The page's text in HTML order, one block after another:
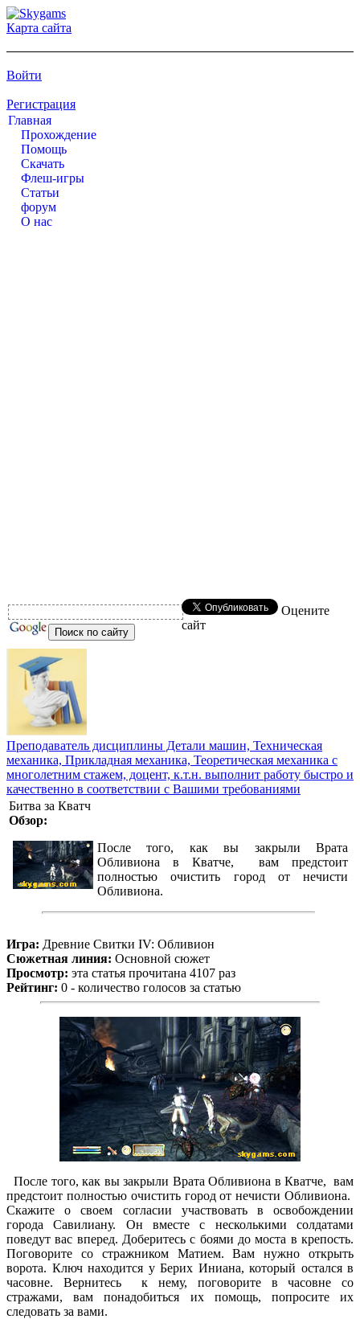
Карта сайта
Войти
Регистрация
Главная
Прохождение
Помощь
Cкачать
Флеш-игры
Статьи
форум
О нас
Оцените
сайт
Преподаватель дисциплины Детали машин, Техническая
механика, Прикладная механика, Теоретическая механика с
многолетним стажем, доцент, к.т.н. выполнит работу быстро и
качественно в соответствии с Вашими требованиями
Битва за Кватч
Обзор:
После того, как вы закрыли Врата
Обливиона в Кватче, вам предстоит
полностью очистить город от нечисти
Обливиона.
Игра: Древние Свитки IV: Обливион
Сюжетная линия: Основной сюжет
Просмотр: эта статья прочитана 4107 раз
Рейтинг: 0 - количество голосов за статью
После того, как вы закрыли Врата Обливиона в Кватче, вам
предстоит полностью очистить город от нечисти Обливиона.
Скажите о своем согласии участвовать в освобождении
города Савилиану. Он вместе с несколькими солдатами
поведут вас вперед. Доберитесь с боями до моста в крепость.
Поговорите со стражником Матием. Вам нужно открыть
ворота. Ключ находится у Берих Иниана, который остался в
часовне. Вернитесь к нему, поговорите в часовне со
стражами, вам понадобиться их помощь, попросите их
следовать за вами.